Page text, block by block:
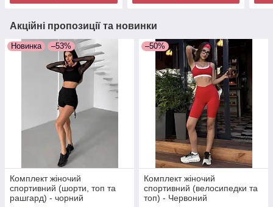
Акційні пропозиції та новинки
Новинка –53%
Комплект жіночий
спортивний (шорти, топ та
рашгард) - чорний
–50%
Комплект жіночий
спортивний (велосипедки та
топ) - Червоний